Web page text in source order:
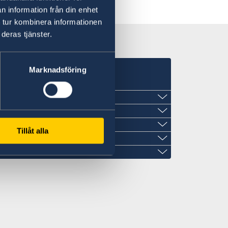
information från din enhet
kombinera informationen
tjänster.
Marknadsföring
Tillåt alla